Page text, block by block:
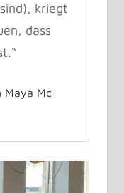
kriegt
dass
Maya Mc